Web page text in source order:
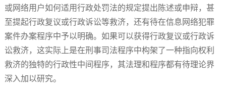
或网络用户如何适用行政处罚法的规定提出陈述或申辩，甚
至提起行政复议或行政诉讼等救济，还有待在信息网络犯罪
案件办案程序中予以明确。如果可以获得行政复议或行政诉
讼救济，这实际上是在刑事司法程序中构架了一种指向权利
救济的独特的行政性中间程序，其法理和程序都有待理论界
深入加以研究。